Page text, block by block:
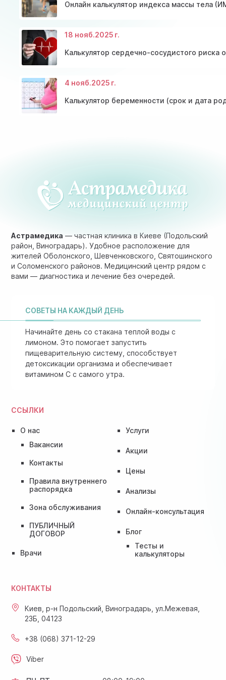
Онлайн калькулятор индекса массы тела
18 нояб.2025 г.
Калькулятор сердечно-сосудистого риска
4 нояб.2025 г.
Калькулятор беременности (срок и дата
ССЫЛКИ
О нас
Вакансии
Контакты
Правила внутреннего
распорядка
Зона обслуживания
ПУБЛИЧНЫЙ
ДОГОВОР
Врачи
Услуги
Акции
Цены
Анализы
Онлайн-консультация
Блог
Тесты и
калькуляторы
Астрамедика — частная клиника в Киеве (Подольский
район, Виноградарь). Удобное расположение для
жителей Оболонского, Шевченковского, Святошинского
и Соломенского районов. Медицинский центр рядом с
вами — диагностика и лечение без очередей.
СОВЕТЫ НА КАЖДЫЙ ДЕНЬ
Начинайте день со стакана теплой воды с
лимоном. Это помогает запустить
пищеварительную систему, способствует
детоксикации организма и обеспечивает
витамином C с самого утра.
КОНТАКТЫ
Киев, р-н Подольский, Виноградарь, ул.Межевая,
23Б, 04123
+38 (068) 371-12-29
Viber